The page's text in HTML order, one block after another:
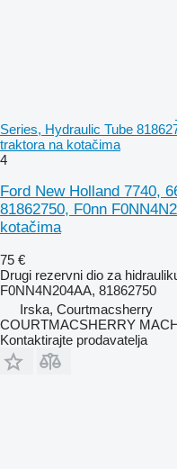
Series, Hydraulic Tube
traktora na kotačima
4
Ford New Holland 7740,
81862750, F0nn
kotačima
75 €
Drugi rezervni dio za
F0NN4N204AA, 81862750
Irska, Courtmacsherry
COURTMACSHERRY
Kontaktirajte prodavatelja